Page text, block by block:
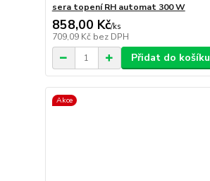
sera topení RH automat 300 W
858,00 Kč/ks
709,09 Kč bez DPH
Přidat do košíku
Akce